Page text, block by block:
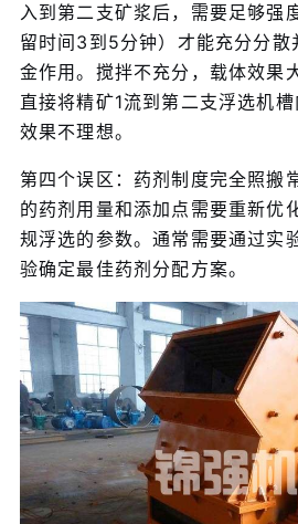
入到第二支矿浆后，需要足够强
留时间3到5分钟）才能充分分散
金作用。搅拌不充分，载体效果
直接将精矿1流到第二支浮选机槽
效果不理想。
第四个误区：药剂制度完全照搬
的药剂用量和添加点需要重新优
规浮选的参数。通常需要通过实
验确定最佳药剂分配方案。